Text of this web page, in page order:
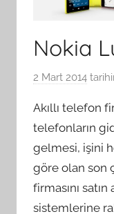
Nokia
2 Mart 2014
Akıllı telefon
telefonların
gelmesi, işini
göre olan son
firmasını
sistemlerine